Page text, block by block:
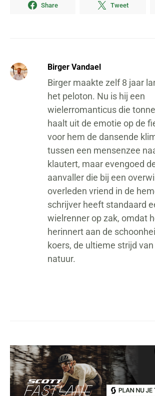
Share Tweet
Birger Vandael
Birger maakte zelf 8 jaar
het peloton. Nu is hij een
wielerromanticus die
haalt uit de emotie op de
voor hem de dansende
tussen een mensenzee
klautert, maar evengoed
aanvaller die bij een
overleden vriend in de
schrijver heeft standaard
wielrenner op zak, omdat
herinnert aan de
koers, de ultieme strijd
natuur.